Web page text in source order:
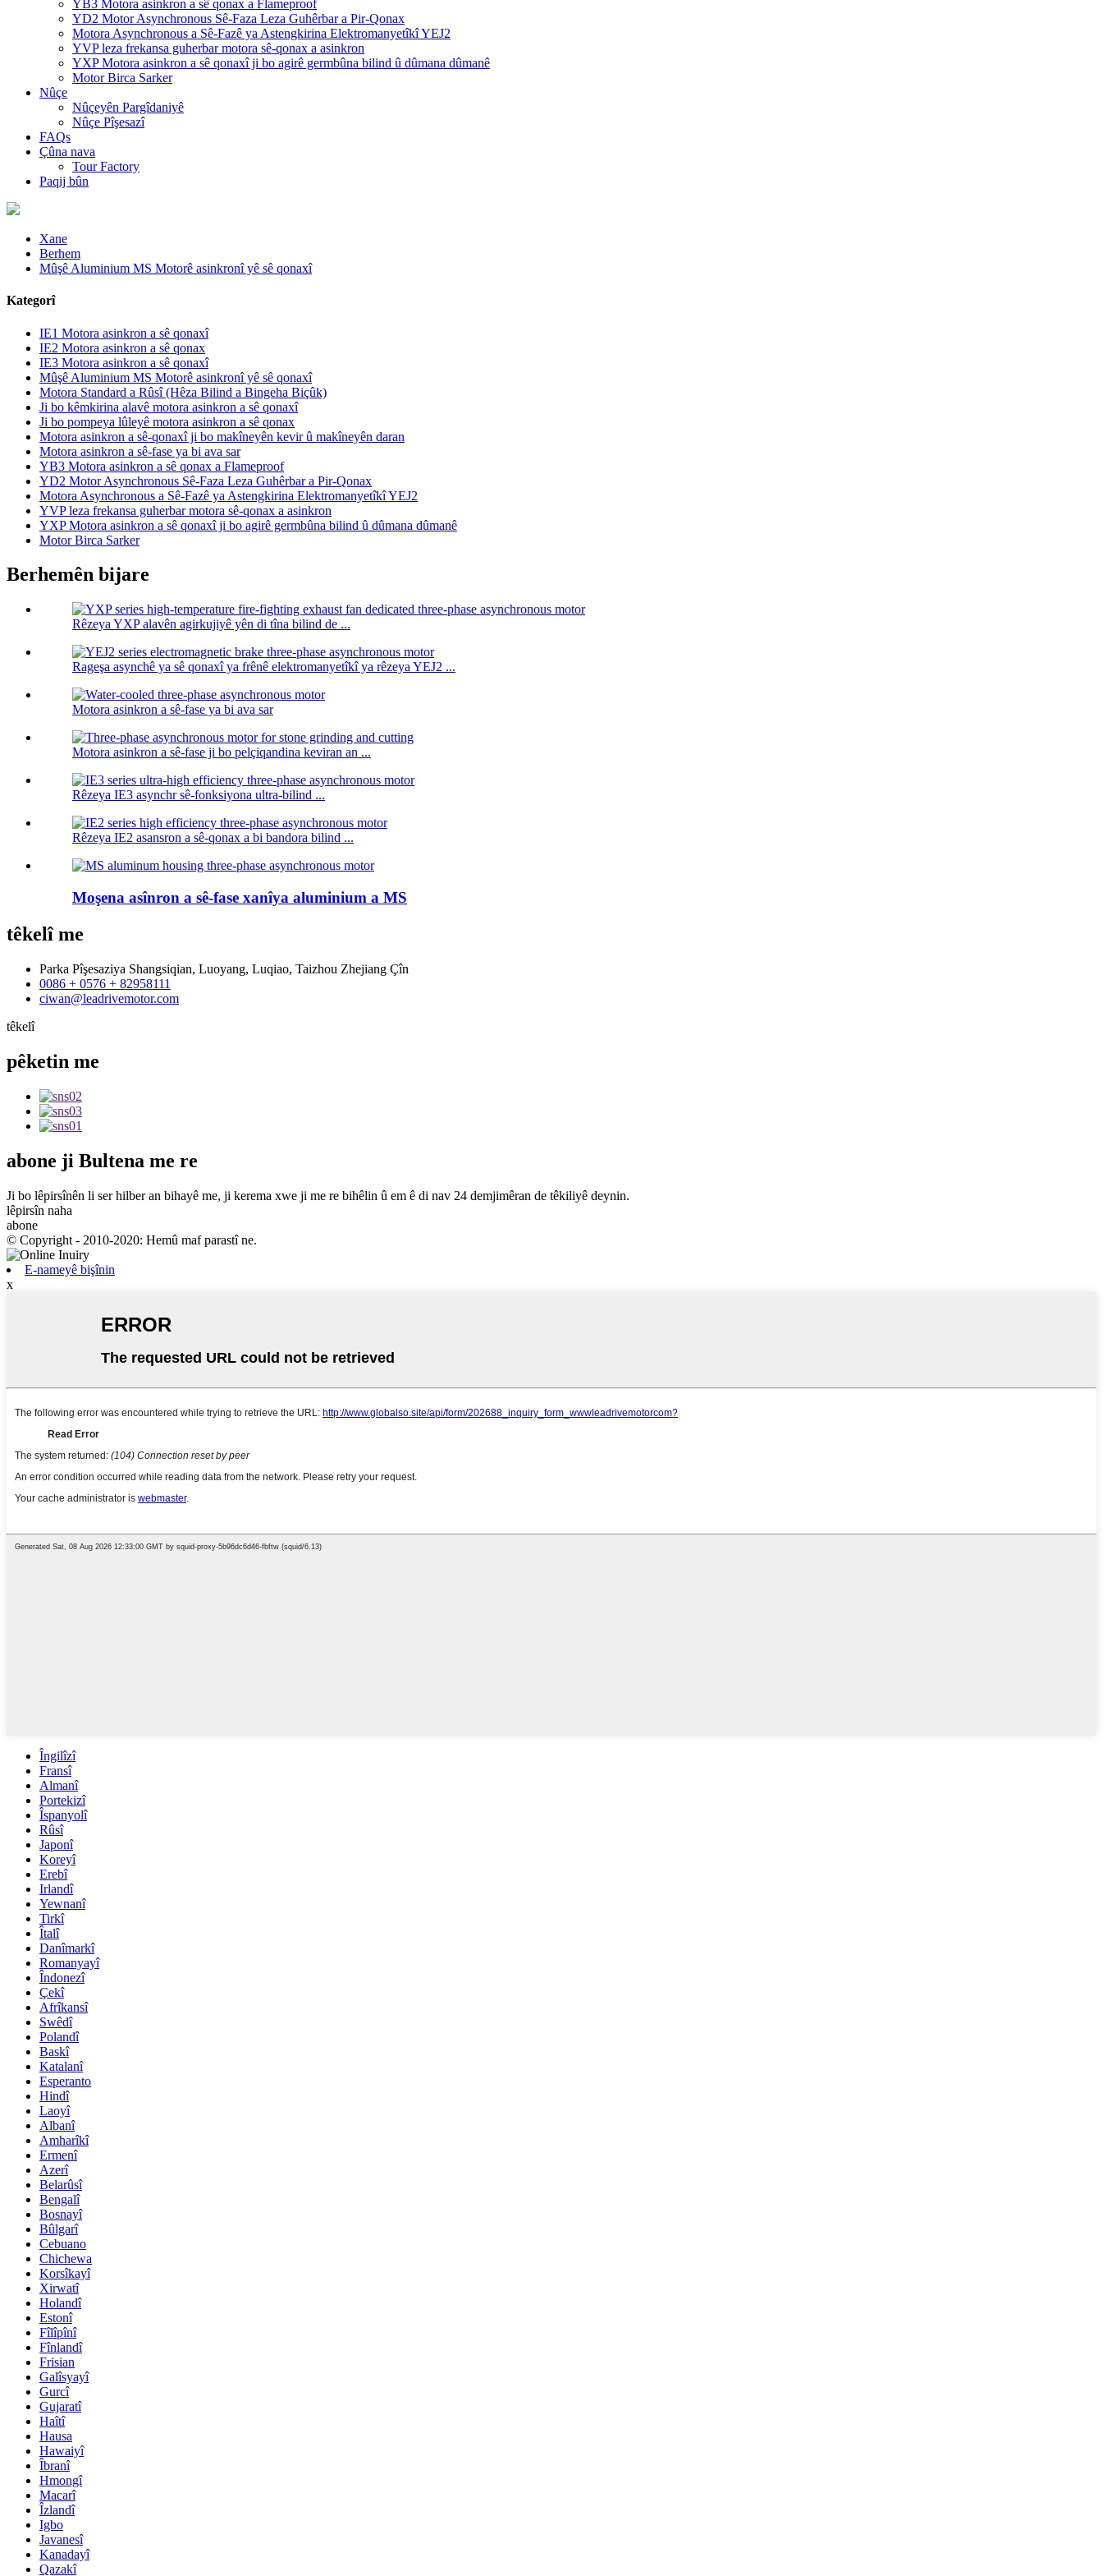
YB3 Motora asinkron a sê qonax a Flameproof
YD2 Motor Asynchronous Sê-Faza Leza Guhêrbar a Pir-Qonax
Motora Asynchronous a Sê-Fazê ya Astengkirina Elektromanyetîkî YEJ2
YVP leza frekansa guherbar motora sê-qonax a asinkron
YXP Motora asinkron a sê qonaxî ji bo agirê germbûna bilind û dûmana dûmanê
Motor Birca Sarker
Nûçe
Nûçeyên Pargîdaniyê
Nûçe Pîşesazî
FAQs
Çûna nava
Tour Factory
Paqij bûn
Xane
Berhem
Mûşê Aluminium MS Motorê asinkronî yê sê qonaxî
Kategorî
IE1 Motora asinkron a sê qonaxî
IE2 Motora asinkron a sê qonax
IE3 Motora asinkron a sê qonaxî
Mûşê Aluminium MS Motorê asinkronî yê sê qonaxî
Motora Standard a Rûsî (Hêza Bilind a Bingeha Biçûk)
Ji bo kêmkirina alavê motora asinkron a sê qonaxî
Ji bo pompeya lûleyê motora asinkron a sê qonax
Motora asinkron a sê-qonaxî ji bo makîneyên kevir û makîneyên daran
Motora asinkron a sê-fase ya bi ava sar
YB3 Motora asinkron a sê qonax a Flameproof
YD2 Motor Asynchronous Sê-Faza Leza Guhêrbar a Pir-Qonax
Motora Asynchronous a Sê-Fazê ya Astengkirina Elektromanyetîkî YEJ2
YVP leza frekansa guherbar motora sê-qonax a asinkron
YXP Motora asinkron a sê qonaxî ji bo agirê germbûna bilind û dûmana dûmanê
Motor Birca Sarker
Berhemên bijare
Rêzeya YXP alavên agirkujiyê yên di tîna bilind de ...
Rageşa asynchê ya sê qonaxî ya frênê elektromanyetîkî ya rêzeya YEJ2 ...
Motora asinkron a sê-fase ya bi ava sar
Motora asinkron a sê-fase ji bo pelçiqandina keviran an ...
Rêzeya IE3 asynchr sê-fonksiyona ultra-bilind ...
Rêzeya IE2 asansron a sê-qonax a bi bandora bilind ...
Moşena asînron a sê-fase xanîya aluminium a MS
têkelî me
Parka Pîşesaziya Shangsiqian, Luoyang, Luqiao, Taizhou Zhejiang Çîn
0086 + 0576 + 82958111
ciwan@leadrivemotor.com
têkelî
pêketin me
abone ji Bultena me re
Ji bo lêpirsînên li ser hilber an bihayê me, ji kerema xwe ji me re bihêlin û em ê di nav 24 demjimêran de têkiliyê deynin.
lêpirsîn naha
abone
© Copyright - 2010-2020: Hemû maf parastî ne.
E-nameyê bişînin
x
Îngilîzî
Fransî
Almanî
Portekizî
Îspanyolî
Rûsî
Japonî
Koreyî
Erebî
Irlandî
Yewnanî
Tirkî
Îtalî
Danîmarkî
Romanyayî
Îndonezî
Çekî
Afrîkansî
Swêdî
Polandî
Baskî
Katalanî
Esperanto
Hindî
Laoyî
Albanî
Amharîkî
Ermenî
Azerî
Belarûsî
Bengalî
Bosnayî
Bûlgarî
Cebuano
Chichewa
Korsîkayî
Xirwatî
Holandî
Estonî
Fîlîpînî
Fînlandî
Frisian
Galîsyayî
Gurcî
Gujaratî
Haîtî
Hausa
Hawaiyî
Îbranî
Hmongî
Macarî
Îzlandî
Igbo
Javanesî
Kanadayî
Qazakî